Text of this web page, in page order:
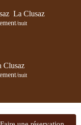
, La Clusaz
/nuit
Clusaz
/nuit
2026